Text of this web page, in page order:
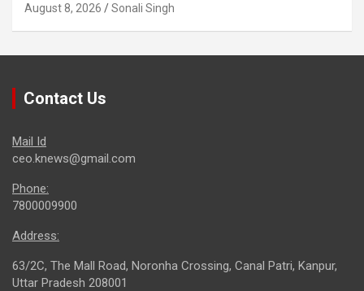
August 8, 2026 Sonali Singh
Contact Us
Mail Id
ceo.knews@gmail.com
Phone:
7800009900
Address:
63/2C, The Mall Road, Noronha Crossing, Canal Patri, Kanpur,
Uttar Pradesh 208001